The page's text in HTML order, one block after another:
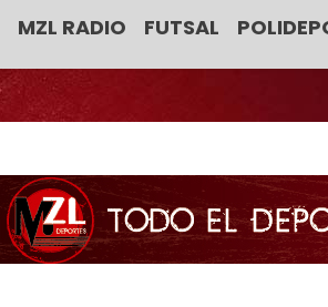
MZL RADIO FUTSAL